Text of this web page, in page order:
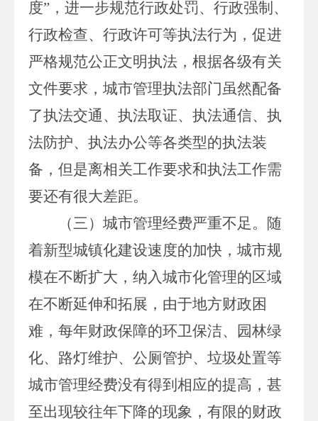
度”，进一步规范行政处罚、行政强制、
行政检查、行政许可等执法行为，促进
严格规范公正文明执法，根据各级有关
文件要求，城市管理执法部门虽然配备
了执法交通、执法取证、执法通信、执
法防护、执法办公等各类型的执法装
备，但是离相关工作要求和执法工作需
要还有很大差距。
（三）城市管理经费严重不足。 随
着新型城镇化建设速度的加快，城市规
模在不断扩大，纳入城市化管理的区域
在不断延伸和拓展，由于地方财政困
难，每年财政保障的环卫保洁、园林绿
化、路灯维护、公厕管护、垃圾处置等
城市管理经费没有得到相应的提高，甚
至出现较往年下降的现象，有限的财政